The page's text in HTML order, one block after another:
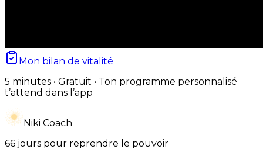
Mon bilan de vitalité
5 minutes • Gratuit • Ton programme personnalisé
t’attend dans l’app
Niki Coach
66 jours pour reprendre le pouvoir